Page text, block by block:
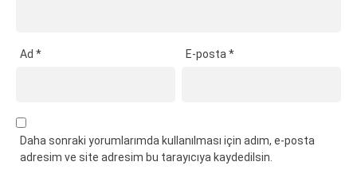
Ad * E-posta*
Daha sonraki yorumlarımda kullanılması için adım, e-posta
adresim ve site adresim bu tarayıcıya kaydedilsin.